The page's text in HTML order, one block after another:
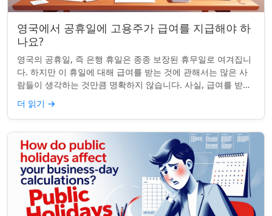
영국에서 공휴일에 고용주가 급여를 지급해야 하
나요?
영국의 공휴일, 즉 은행 휴일은 종종 보장된 휴무일로 여겨집니
다. 하지만 이 휴일에 대해 급여를 받는 것에 관해서는 많은 사
람들이 생각하는 것만큼 명확하지 않습니다. 사실, 급여를 받거
나 하루 쉬는 것이 전적으로 계...
더 읽기 →